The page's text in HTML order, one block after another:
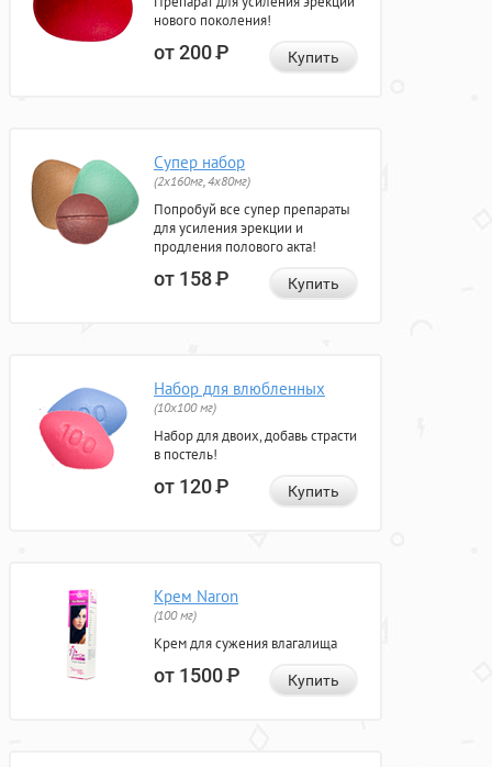
нового поколения!
от 200Р Купить
Супер набор
(2х160мг, 4х80мг)
Попробуй все супер препараты
для усиления эрекции и
продления полового акта!
от 158Р Купить
Набор для влюбленных
(10х100 мг)
Набор для двоих, добавь страсти
в постель!
от 120Р Купить
Крем Naron
(100 мг)
Крем для сужения влагалища
от 1500Р Купить